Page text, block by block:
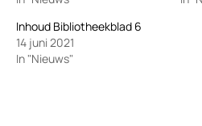
Inhoud Bibliotheekblad 6
14 juni 2021
In "Nieuws"